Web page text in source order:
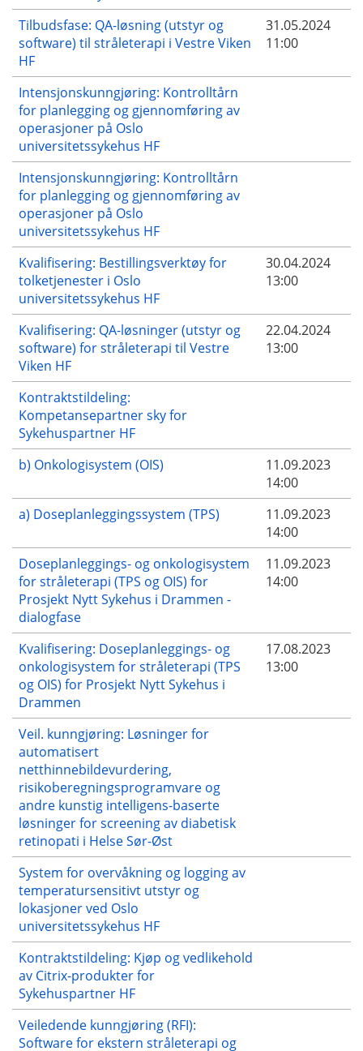
Tilbudsfase: QA-løsning (utstyr og
software) til stråleterapi i Vestre Viken
HF
31.05.2024
11:00
Intensjonskunngjøring: Kontrolltårn
for planlegging og gjennomføring av
operasjoner på Oslo
universitetssykehus HF
Intensjonskunngjøring: Kontrolltårn
for planlegging og gjennomføring av
operasjoner på Oslo
universitetssykehus HF
Kvalifisering: Bestillingsverktøy for
tolketjenester i Oslo
universitetssykehus HF
30.04.2024
13:00
Kvalifisering: QA-løsninger (utstyr og
software) for stråleterapi til Vestre
Viken HF
22.04.2024
13:00
Kontraktstildeling:
Kompetansepartner sky for
Sykehuspartner HF
b) Onkologisystem (OIS)
11.09.2023
14:00
a) Doseplanleggingssystem (TPS)
11.09.2023
14:00
Doseplanleggings- og onkologisystem
for stråleterapi (TPS og OIS) for
Prosjekt Nytt Sykehus i Drammen -
dialogfase
11.09.2023
14:00
Kvalifisering: Doseplanleggings- og
onkologisystem for stråleterapi (TPS
og OIS) for Prosjekt Nytt Sykehus i
Drammen
17.08.2023
13:00
Veil. kunngjøring: Løsninger for
automatisert
netthinnebildevurdering,
risikoberegningsprogramvare og
andre kunstig intelligens-baserte
løsninger for screening av diabetisk
retinopati i Helse Sør-Øst
System for overvåkning og logging av
temperatursensitivt utstyr og
lokasjoner ved Oslo
universitetssykehus HF
Kontraktstildeling: Kjøp og vedlikehold
av Citrix-produkter for
Sykehuspartner HF
Veiledende kunngjøring (RFI):
Software for ekstern stråleterapi og